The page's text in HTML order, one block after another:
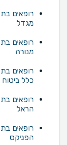
רופאים
מגדל
רופאים
מנורה
רופאים
כלל ביטוח
רופאים
הראל
רופאים
הפניקס